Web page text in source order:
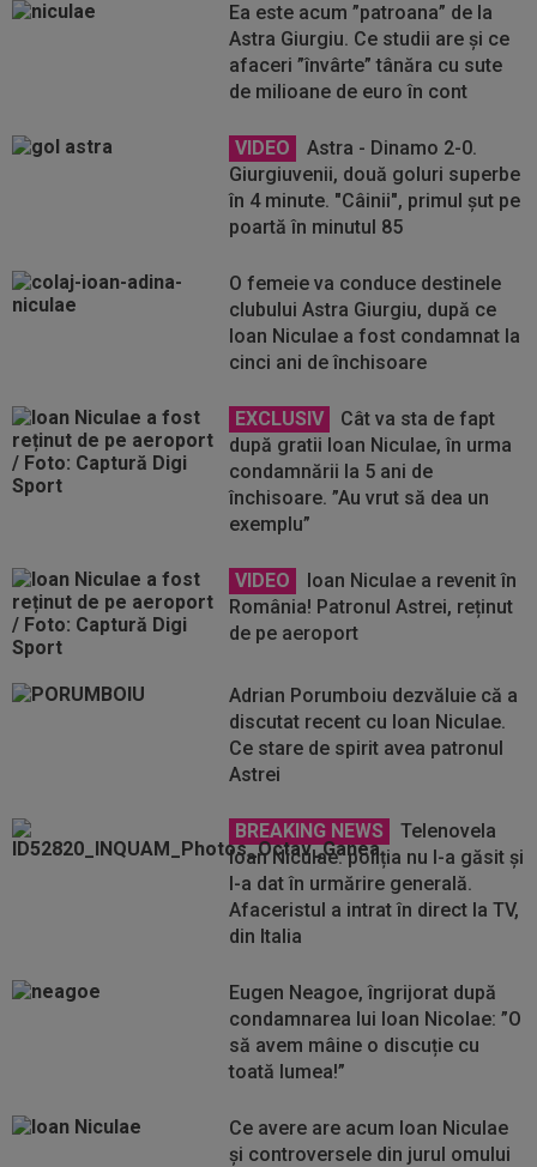
Ea este acum ”patroana” de la
Astra Giurgiu. Ce studii are și ce
afaceri ”învârte” tânăra cu sute
de milioane de euro în cont
VIDEO
Astra - Dinamo 2-0.
Giurgiuvenii, două goluri superbe
în 4 minute. "Câinii", primul șut pe
poartă în minutul 85
O femeie va conduce destinele
clubului Astra Giurgiu, după ce
Ioan Niculae a fost condamnat la
cinci ani de închisoare
EXCLUSIV
Cât va sta de fapt
după gratii Ioan Niculae, în urma
condamnării la 5 ani de
închisoare. ”Au vrut să dea un
exemplu”
VIDEO
Ioan Niculae a revenit în
România! Patronul Astrei, reținut
de pe aeroport
Adrian Porumboiu dezvăluie că a
discutat recent cu Ioan Niculae.
Ce stare de spirit avea patronul
Astrei
BREAKING NEWS
Telenovela
Ioan Niculae: poliția nu l-a găsit și
l-a dat în urmărire generală.
Afaceristul a intrat în direct la TV,
din Italia
Eugen Neagoe, îngrijorat după
condamnarea lui Ioan Nicolae: ”O
să avem mâine o discuție cu
toată lumea!”
Ce avere are acum Ioan Niculae
și controversele din jurul omului